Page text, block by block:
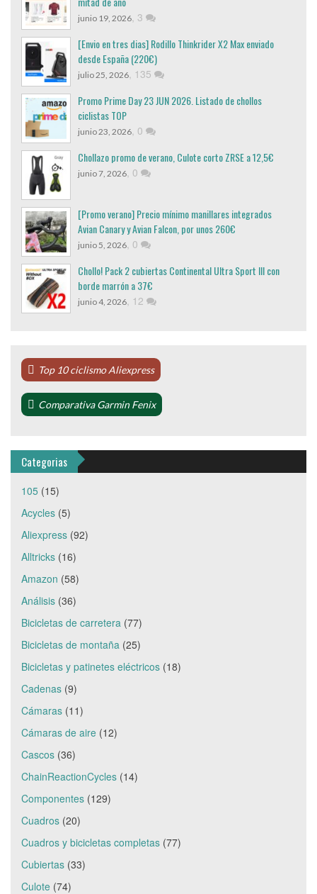
junio 19, 2026 3
[Envio en tres dias] Rodillo Thinkrider X2 Max enviado
desde España (220€)
julio 25, 2026 135
Promo Prime Day 23 JUN 2026. Listado de chollos
ciclistas TOP
junio 23, 2026 0
Chollazo promo de verano, Culote corto ZRSE a 12,5€
junio 7, 2026 0
[Promo verano] Precio mínimo manillares integrados
Avian Canary y Avian Falcon, por unos 260€
junio 5, 2026 0
Chollo! Pack 2 cubiertas Continental Ultra Sport III con
borde marrón a 37€
junio 4, 2026 12
Top 10 ciclismo Aliexpress
Comparativa Garmin Fenix
Categorias
105 (15)
Acycles (5)
Aliexpress (92)
Alltricks (16)
Amazon (58)
Análisis (36)
Bicicletas de carretera (77)
Bicicletas de montaña (25)
Bicicletas y patinetes eléctricos (18)
Cadenas (9)
Cámaras (11)
Cámaras de aire (12)
Cascos (36)
ChainReactionCycles (14)
Componentes (129)
Cuadros (20)
Cuadros y bicicletas completas (77)
Cubiertas (33)
Culote (74)